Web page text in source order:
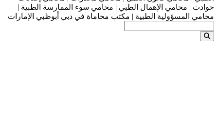
حوادث | محامي الإهمال الطبي | محامي سوء الممارسة الطبية |
محامي المسؤولية الطبية | مكتب محاماة في دبي أبوظبي الإمارات